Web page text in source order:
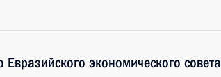
экономического совета